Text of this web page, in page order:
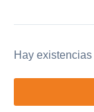
Hay existencias